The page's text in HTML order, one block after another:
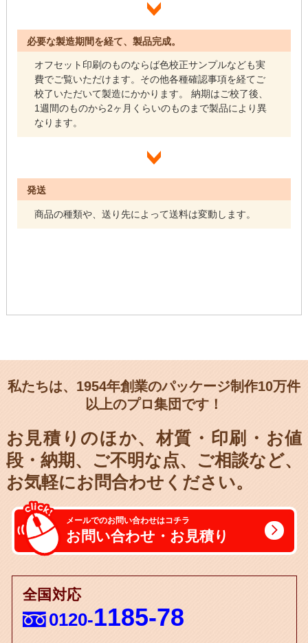
必要な製造期間を経て、製品完成。
オフセット印刷のものならば色校正サンプルなども実
費でご覧いただけます。その他各種確認事項を経てご
校了いただいて製造にかかります。 納期はご校了後、
1週間のものから2ヶ月くらいのものまで製品により異
なります。
発送
商品の種類や、送り先によって送料は変動します。
私たちは、1954年創業のパッケージ制作10万件
以上のプロ集団です！
お見積りのほか、材質・印刷・お値
段・納期、
ご不明な点、ご相談など、
お気軽にお問合わせください。
メールでのお問い合わせはコチラ
お問い合わせ・お見積り
全国対応
0120-1185-78